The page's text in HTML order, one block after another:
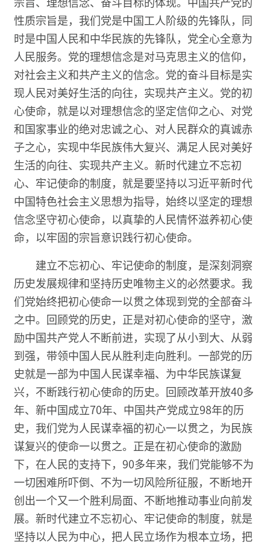
性质宗旨是，我们党是中国工人阶级的先锋队，同
时是中国人民和中华民族的先锋队，党全心全意为
人民服务。党的理想信念是对马克思主义的信仰，
对社会主义和共产主义的信念。党的奋斗目标是实
现人民对美好生活的向往，实现共产主义。党的初
心使命，就是以对理想信念的坚定信仰之心、对党
和国家事业的绝对忠诚之心、对人民群众的真诚赤
子之心，实现中华民族伟大复兴、满足人民对美好
生活的向往、实现共产主义。新时代建立不忘初
心、牢记使命的制度，就是要坚持以习近平新时代
中国特色社会主义思想为指导，始终以坚定的理想
信念坚守初心使命，以真挚的人民情怀滋养初心使
命，以牢固的宗旨意识践行初心使命。
建立不忘初心、牢记使命的制度，是深刻洞察
历史发展规律和坚持历史唯物主义的必然要求。我
们党始终把初心使命一以贯之体现到党的全部奋斗
之中。回顾党的历史，正是对初心使命的坚守，激
励中国共产党人不断前进，实现了从小到大、从弱
到强，带领中国人民从胜利走向胜利。一部党的历
史就是一部为中国人民谋幸福、为中华民族谋复
兴，不断践行初心使命的历史。回顾改革开放40多
年、新中国成立70年、中国共产党成立98年的历
史，我们党为人民谋幸福的初心一以贯之，为民族
谋复兴的使命一以贯之。正是在初心使命的激励
下，在人民的支持下，90多年来，我们党能够不为
一切困难所吓倒、不为一切风险所征服，不断地开
创出一个又一个胜利局面、不断地推动事业向前发
展。新时代建立不忘初心、牢记使命的制度，就是
坚持以人民为中心，把人民立场作为根本立场，把